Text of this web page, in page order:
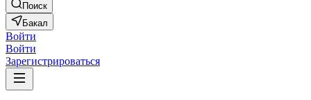
Поиск
Бакал
Войти
Войти
Зарегистрироваться